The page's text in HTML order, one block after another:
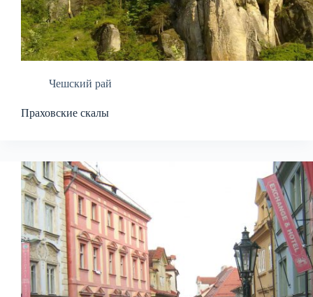
Чешский рай
Праховские скалы